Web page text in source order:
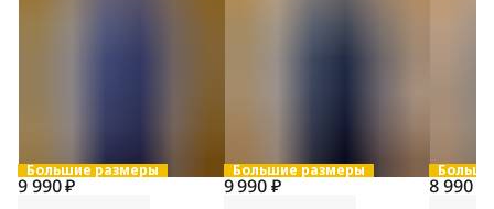
Большие размеры
9 990 ₽
Большие размеры
9 990 ₽ 8 990 ₽